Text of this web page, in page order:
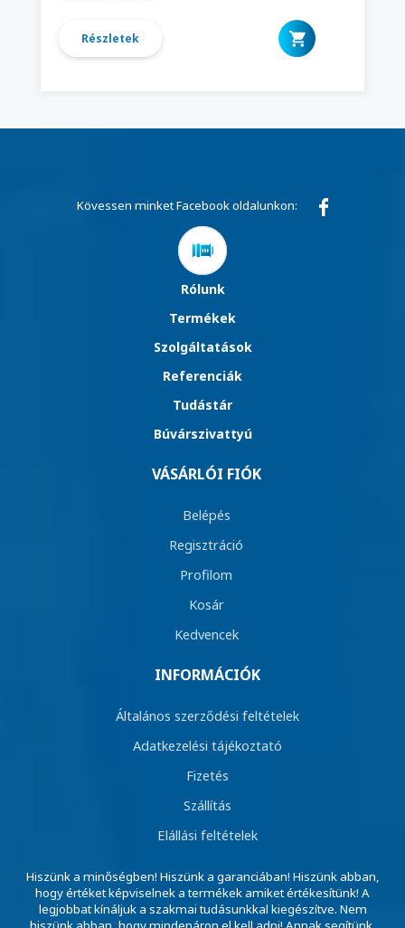
Részletek
Kövessen minket Facebook oldalunkon:
Rólunk
Termékek
Szolgáltatások
Referenciák
Tudástár
Búvárszivattyú
VÁSÁRLÓI FIÓK
Belépés
Regisztráció
Profilom
Kosár
Kedvencek
INFORMÁCIÓK
Általános szerződési feltételek
Adatkezelési tájékoztató
Fizetés
Szállítás
Elállási feltételek
Hiszünk a minőségben! Hiszünk a garanciában! Hiszünk abban,
hogy értéket képviselnek a termékek amiket értékesítünk! A
legjobbat kínáljuk a szakmai tudásunkkal kiegészítve. Nem